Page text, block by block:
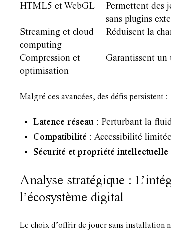
HTML5 et WebGL
Permettent des
sans plugins
Streaming et cloud
computing
Réduisent la
Compression et
optimisation
Garantissent un
Malgré ces avancées, des défis persistent :
Latence réseau: Perturbant la
Compatibilité : Accessibilité
Sécurité et propriété intellectuelle
Analyse stratégique :
l’écosystème digital
Le choix d’offrir de jouer sans installation